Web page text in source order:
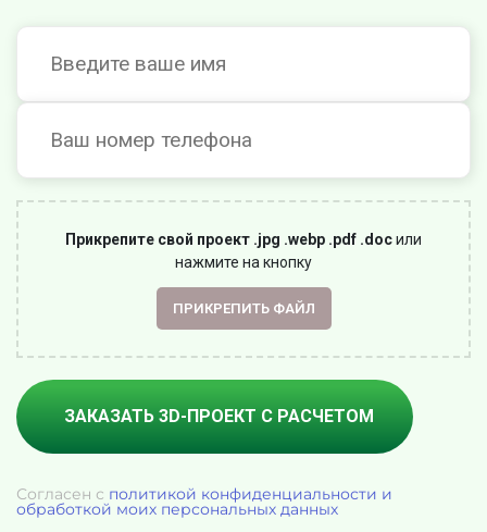
Прикрепите свой проект .jpg .webp .pdf .docили
нажмите на кнопку
ПРИКРЕПИТЬ ФАЙЛ
Согласен с политикой конфиденциальности и
обработкой моих персональных данных